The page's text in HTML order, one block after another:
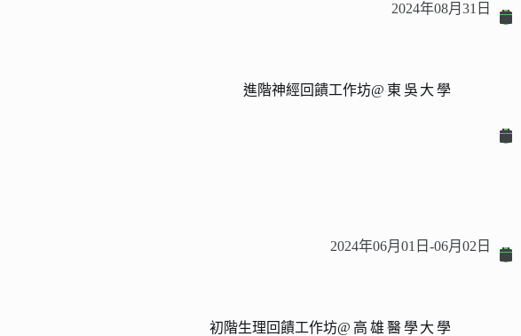
2024年08月31日
進階神經回饋工作坊@東吳大學
2024年06月01日-06月02日
初階生理回饋工作坊@高雄醫學大學